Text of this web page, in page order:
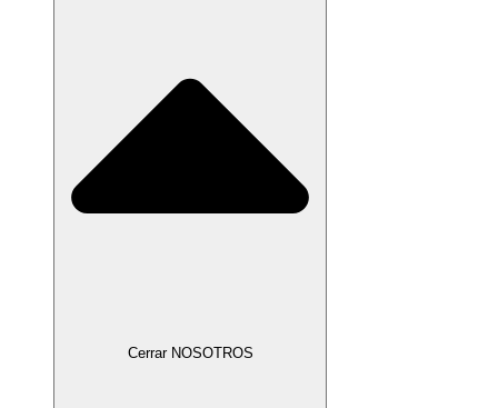
Cerrar NOSOTROS